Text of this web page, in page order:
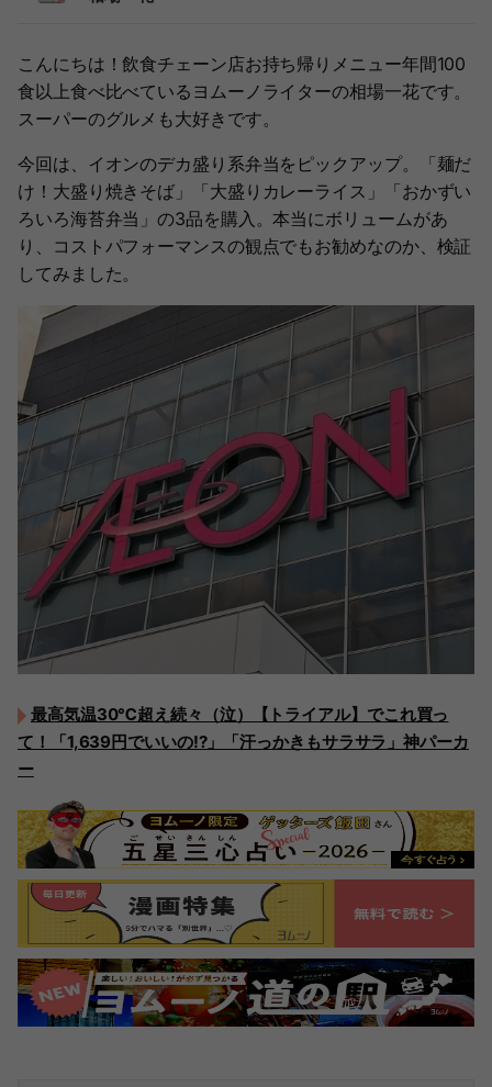
こんにちは！飲食チェーン店お持ち帰りメニュー年間100
食以上食べ比べているヨムーノライターの相場一花です。
スーパーのグルメも大好きです。
今回は、イオンのデカ盛り系弁当をピックアップ。「麺だ
け！大盛り焼きそば」「大盛りカレーライス」「おかずい
ろいろ海苔弁当」の3品を購入。本当にボリュームがあ
り、コストパフォーマンスの観点でもお勧めなのか、検証
してみました。
最高気温30℃超え続々（泣）【トライアル】でこれ買っ
て！「1,639円でいいの!?」「汗っかきもサラサラ」神パーカ
ー